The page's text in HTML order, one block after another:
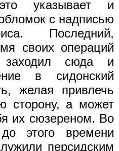
указывает и
с надписью
Последний,
своих операций
заходил сюда и
в сидонский
желая привлечь
сторону, а может
их сюзереном. Во
этого времени
персидским